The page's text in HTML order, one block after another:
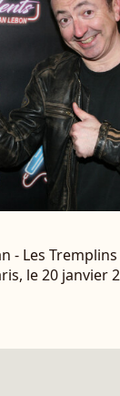
- Les
le 20 janvier